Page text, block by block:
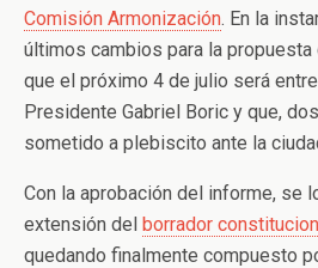
Comisión Armonización. En la
últimos cambios para la propuesta
que el próximo 4 de julio será
Presidente Gabriel Boric y que,
sometido a plebiscito ante la
Con la aprobación del informe, se
extensión del borrador
quedando finalmente compuesto